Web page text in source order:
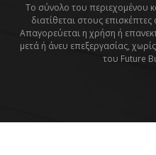
Το σύνολο του περιεχομένου
διατίθεται στους
Απαγορεύεται η χρήση ή
μετά ή άνευ επεξεργασίας,
του Future